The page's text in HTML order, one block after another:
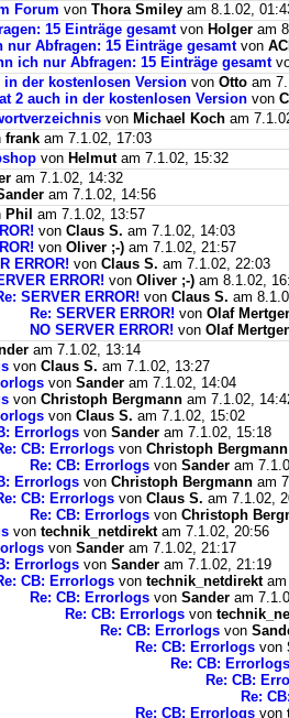
Forum von Thora Smiley am 8.1.02,
15 Einträge gesamtvon Holger am
nur Abfragen: 15 Einträge gesamtvon
ich nur Abfragen: 15 Einträge gesamt
in der kostenlosen Version von Otto am
2 auch in der kostenlosen Version von
von Michael Koch am
frank am 7.1.02, 17:03
von Helmutam 7.1.02, 15:32
am 7.1.02, 14:32
am 7.1.02, 14:56
Phil am 7.1.02, 13:57
von Claus S. am 7.1.02, 14:03
von Oliver ;-) am 7.1.02, 21:57
ERROR! von Claus S. am 7.1.02, 22:03
ERROR! von Oliver ;-) am 8.1.02,
SERVER ERROR! von Claus S. am
Re: SERVER ERROR! von Olaf
NO SERVER ERROR! von Olaf
am 7.1.02, 13:14
von Claus S. am 7.1.02, 13:27
von Sander am 7.1.02, 14:04
von Christoph Bergmann am 7.1.02,
von Claus S. am 7.1.02, 15:02
Errorlogs von Sander am 7.1.02, 15:18
CB: Errorlogs von Christoph Bergmann
Re: CB: Errorlogs von Sander am
Errorlogs von Christoph Bergmann am
CB: Errorlogs von Claus S. am 7.1.02,
Re: CB: Errorlogs von Christoph
von technik_netdirektam 7.1.02, 20:56
von Sander am 7.1.02, 21:17
Errorlogs von Sander am 7.1.02, 21:19
CB: Errorlogs von technik_netdirektam
Re: CB: Errorlogs von Sander am
Re: CB: Errorlogs von
Re: CB: Errorlogs von
Re: CB: Errorlogs von
Re: CB: Errorlogs
Re: CB:
Re:
Re: CB: Errorlogs von